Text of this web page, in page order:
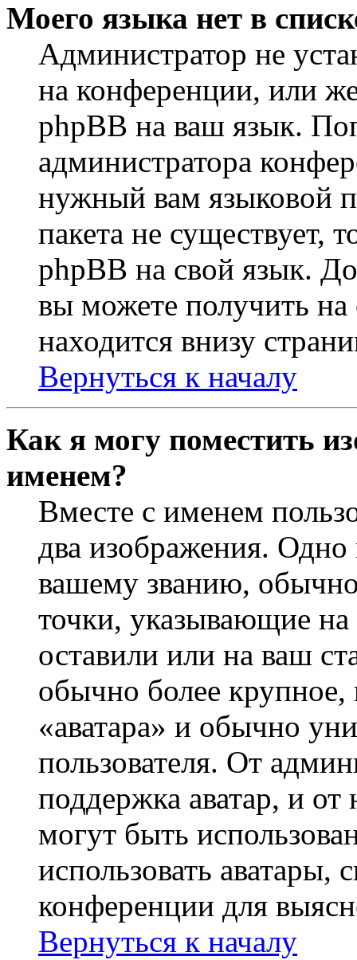
Моего языка нет в
Администратор не
на конференции, или
phpBB на ваш язык.
администратора
нужный вам языковой
пакета не существует,
phpBB на свой язык.
вы можете получить на
находится внизу
Вернуться к началу
Как я могу поместить
именем?
Вместе с именем
два изображения.
вашему званию, обычно
точки, указывающие
оставили или на ваш
обычно более крупное,
«аватара» и обычно
пользователя. От
поддержка аватар, и от
могут быть
использовать аватары,
конференции для
Вернуться к началу